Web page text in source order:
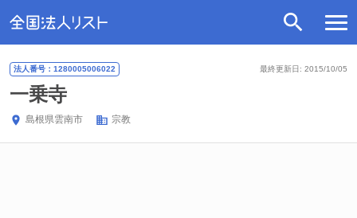
最終更新日: 2015/10/05
法人番号：1280005006022
一乗寺
島根県雲南市 宗教